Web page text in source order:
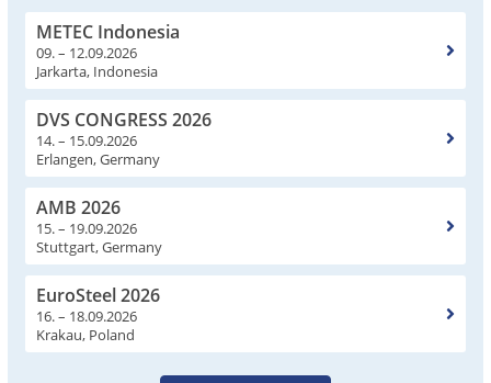
METEC Indonesia
09. – 12.09.2026
Jarkarta, Indonesia
DVS CONGRESS 2026
14. – 15.09.2026
Erlangen, Germany
AMB 2026
15. – 19.09.2026
Stuttgart, Germany
EuroSteel 2026
16. – 18.09.2026
Krakau, Poland